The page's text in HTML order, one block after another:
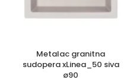
Metalac granitna
sudopera xLinea_50 siva
ø90